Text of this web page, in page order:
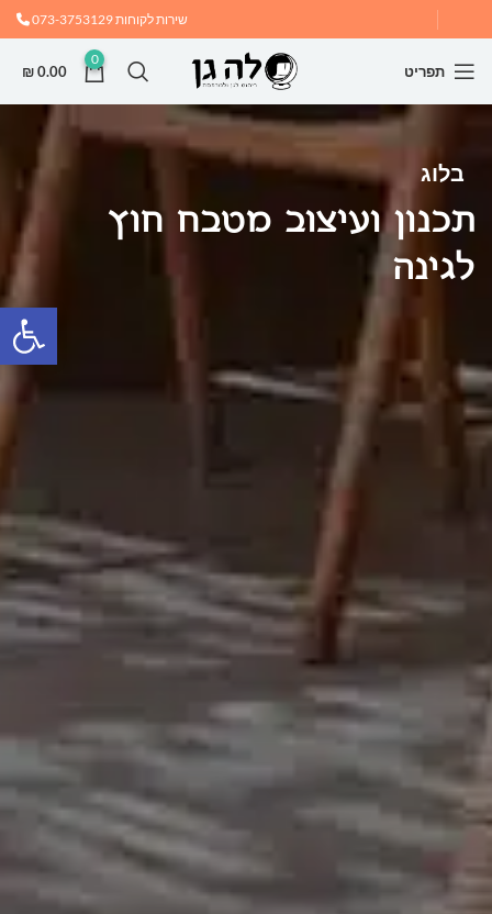
שירות לקוחות073-3753129
תפריט
0
₪0.00
בלוג
תכנון ועיצוב מטבח חוץ
לגינה